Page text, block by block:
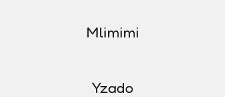
Mlimimi
Yzado